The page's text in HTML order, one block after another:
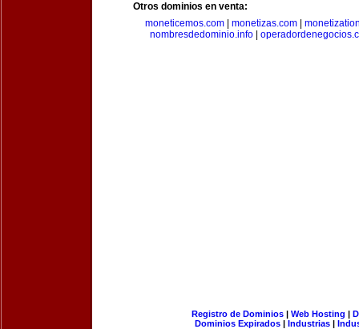
Otros dominios en venta:
moneticemos.com
monetizas.com
nombresdedominio.info|
Registro de Dominios| Web Hosting |
Dominios Expirados | Industrias |